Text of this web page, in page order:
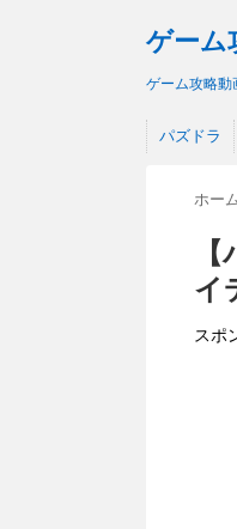
ゲーム
ゲーム攻略動
パズドラ
ホー
イ
スポ